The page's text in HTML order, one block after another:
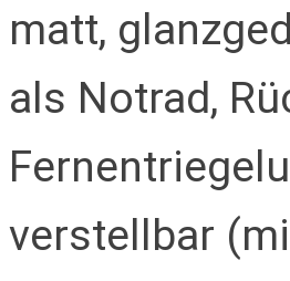
matt,
als Notrad,
verstellbar